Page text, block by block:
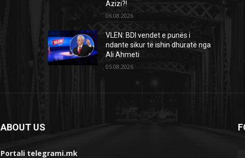
Azizi?!
06.08.2026
VLEN: BDI vendet e punës i
ndante sikur të ishin dhuratë nga
Ali Ahmeti
05.08.2026
ABOUT US
Portali telegrami.mk